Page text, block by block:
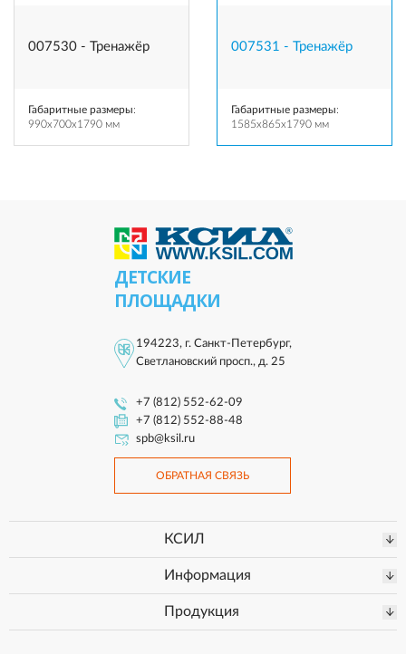
007530 - Тренажёр
Габаритные размеры:
990x700x1790 мм
007531 - Тренажёр
Габаритные размеры:
1585x865x1790 мм
ДЕТСКИЕ
ПЛОЩАДКИ
194223, г. Санкт-Петербург,
Светлановский просп., д. 25
+7 (812) 552-62-09
+7 (812) 552-88-48
spb@ksil.ru
ОБРАТНАЯ СВЯЗЬ
КСИЛ
Информация
Продукция